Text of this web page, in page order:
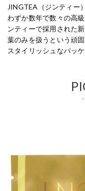
JINGTEA（ジンティー
わずか数年で数々の高
ンティーで採用された
葉のみを扱うという頑
スタイリッシュなパッ